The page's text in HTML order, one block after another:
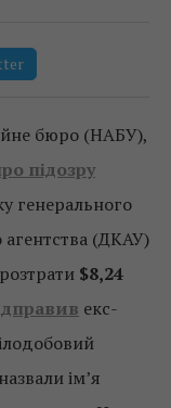
бюро (НАБУ),
підозру
генерального
(ДКАУ)
$8,24
екс-
ім’я